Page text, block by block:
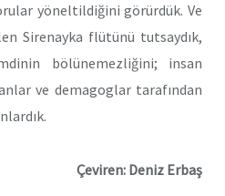
yöneltildiğini görürdük. Ve
Sirenayka flütünü tutsaydık,
bölünemezliğini; insan
ve demagoglar tarafından
Çeviren: Deniz Erbaş